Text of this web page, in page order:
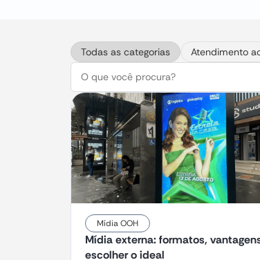
Todas as categorias Atendimento
Mídia OOH
Mídia externa: formatos,
escolher o ideal